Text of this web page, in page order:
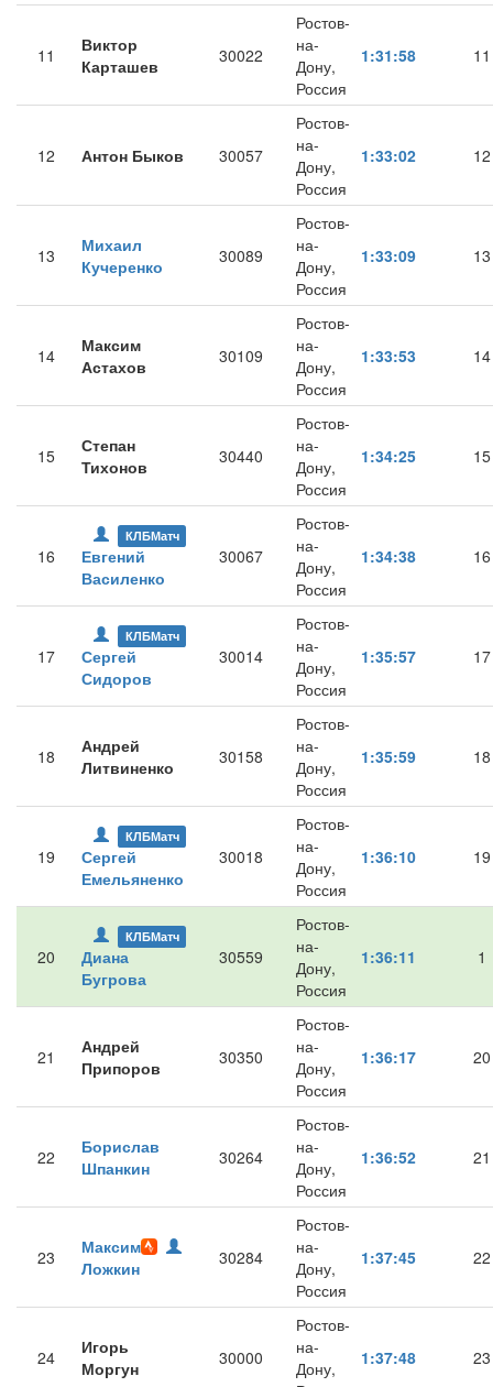
11
Виктор
Карташев
30022
Ростов-
на-
Дону,
Россия
1:31:58 11
12 Антон Быков 30057
Ростов-
на-
Дону,
Россия
1:33:02 12
13
Михаил
Кучеренко
30089
Ростов-
на-
Дону,
Россия
1:33:09 13
14
Максим
Астахов
30109
Ростов-
на-
Дону,
Россия
1:33:53 14
15
Степан
Тихонов
30440
Ростов-
на-
Дону,
Россия
1:34:25 15
16
КЛБМатч
Евгений
Василенко
30067
Ростов-
на-
Дону,
Россия
1:34:38 16
17
КЛБМатч
Сергей
Сидоров
30014
Ростов-
на-
Дону,
Россия
1:35:57 17
18
Андрей
Литвиненко
30158
Ростов-
на-
Дону,
Россия
1:35:59 18
19
КЛБМатч
Сергей
Емельяненко
30018
Ростов-
на-
Дону,
Россия
1:36:10 19
20
КЛБМатч
Диана
Бугрова
30559
Ростов-
на-
Дону,
Россия
1:36:11 1
21
Андрей
Припоров
30350
Ростов-
на-
Дону,
Россия
1:36:17 20
22
Борислав
Шпанкин
30264
Ростов-
на-
Дону,
Россия
1:36:52 21
23
Максим
Ложкин
30284
Ростов-
на-
Дону,
Россия
1:37:45 22
24
Игорь
Моргун
30000
Ростов-
на-
Дону,
1:37:48 23